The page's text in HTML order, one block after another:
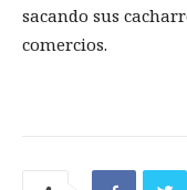
sacando sus
comercios.